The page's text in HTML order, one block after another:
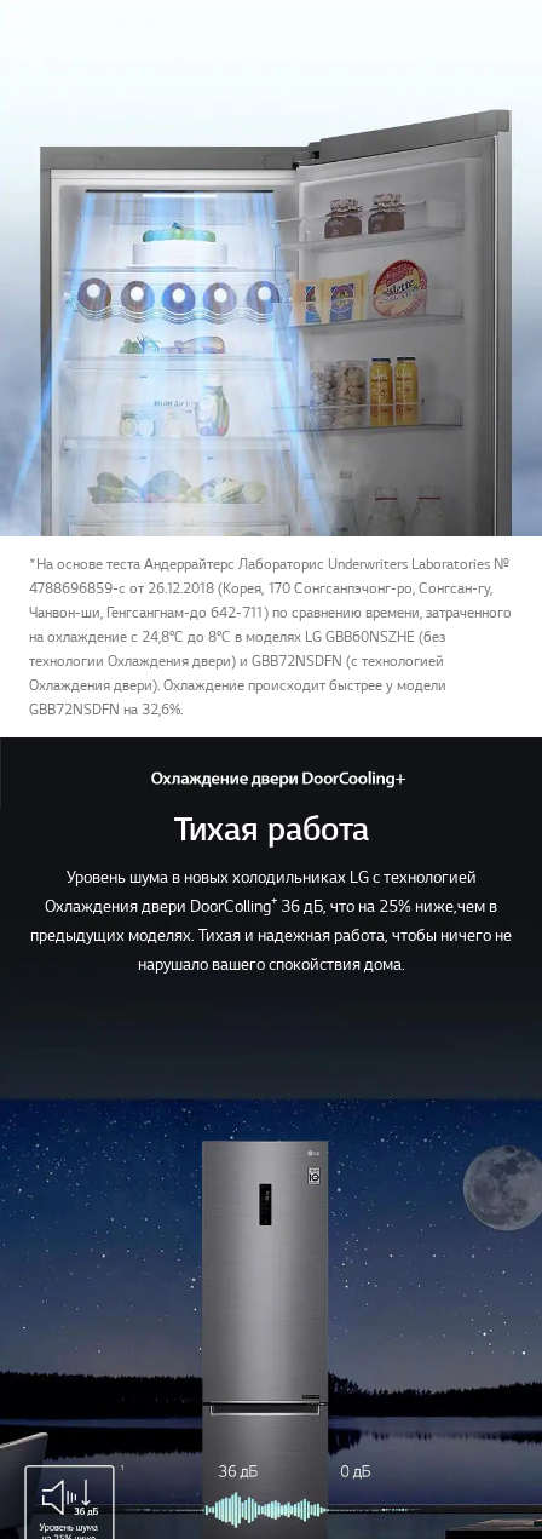
*На основе теста Андеррайтерс Лабораторис Underwriters Laboratories №
4788696859-c от 26.12.2018 (Корея, 170 Сонгсанпэчонг-ро, Сонгсан-гу,
Чанвон-ши, Генгсангнам-до 642-711) по сравнению времени, затраченного
на охлаждение с 24,8°С до 8°С в моделях LG GBB60NSZHE (без
технологии Охлаждения двери) и GBB72NSDFN (c технологией
Охлаждения двери). Охлаждение происходит быстрее у модели
GBB72NSDFN на 32,6%.
Тихая работа
Уровень шума в новых холодильниках LG c технологией
Охлаждения двери DoorColling⁺ 36 дБ, что на 25% ниже,чем в
предыдущих моделях. Тихая и надежная работа, чтобы ничего не
нарушало вашего спокойствия дома.